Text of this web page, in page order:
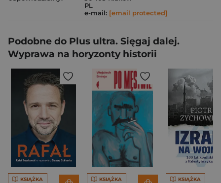
PL
e-mail: [email protected]
Podobne do Plus ultra. Sięgaj dalej.
Wyprawa na horyzonty historii
KSIĄŻKA KSIĄŻKA KSIĄŻKA